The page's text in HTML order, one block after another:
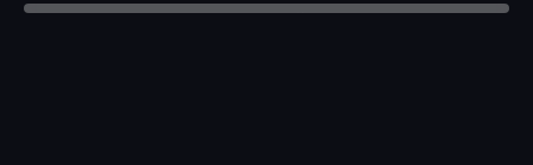
Лише робочий стіл